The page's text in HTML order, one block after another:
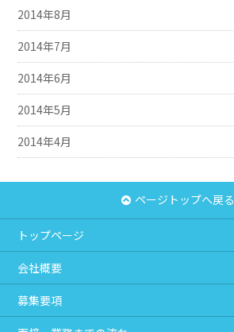
2014年8月
2014年7月
2014年6月
2014年5月
2014年4月
ページトップへ戻る
トップページ
会社概要
募集要項